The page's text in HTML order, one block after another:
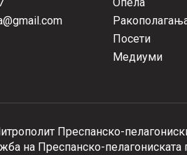
Посети
Медиуми
Преспанско-
на Преспанско-пелагониската